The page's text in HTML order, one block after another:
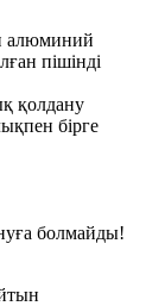
алюминий
пішінді
қолдану
бірге
болмайды!